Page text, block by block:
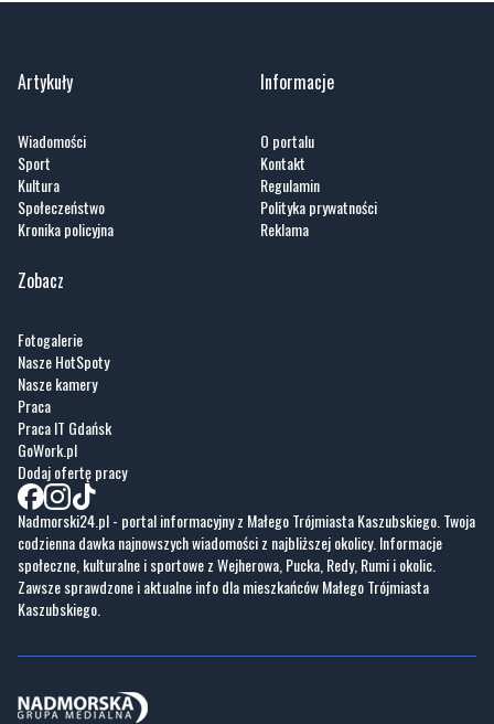
Artykuły
Wiadomości
Sport
Kultura
Społeczeństwo
Kronika policyjna
Informacje
O portalu
Kontakt
Regulamin
Polityka prywatności
Reklama
Zobacz
Fotogalerie
Nasze HotSpoty
Nasze kamery
Praca
Praca IT Gdańsk
GoWork.pl
Dodaj ofertę pracy
Nadmorski24.pl - portal informacyjny z Małego Trójmiasta Kaszubskiego. Twoja
codzienna dawka najnowszych wiadomości z najbliższej okolicy. Informacje
społeczne, kulturalne i sportowe z Wejherowa, Pucka, Redy, Rumi i okolic.
Zawsze sprawdzone i aktualne info dla mieszkańców Małego Trójmiasta
Kaszubskiego.